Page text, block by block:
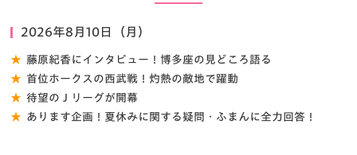
2026年8月10日（月）
藤原紀香にインタビュー！博多座の見どころ語る
首位ホークスの西武戦！灼熱の敵地で躍動
待望のＪリーグが開幕
あります企画！夏休みに関する疑問・ふまんに全力回答！